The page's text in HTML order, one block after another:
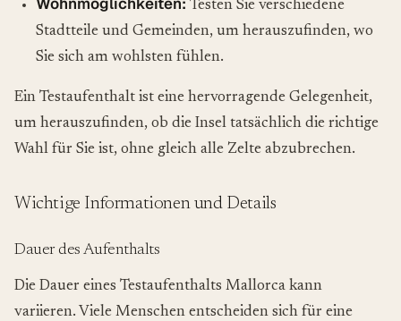
Testen Sie verschiedene
Stadtteile und Gemeinden, um herauszufinden, wo
Sie sich am wohlsten fühlen.
Ein Testaufenthalt ist eine hervorragende Gelegenheit,
um herauszufinden, ob die Insel tatsächlich die richtige
Wahl für Sie ist, ohne gleich alle Zelte abzubrechen.
Wichtige Informationen und Details
Dauer des Aufenthalts
Die Dauer eines Testaufenthalts Mallorca kann
variieren. Viele Menschen entscheiden sich für eine